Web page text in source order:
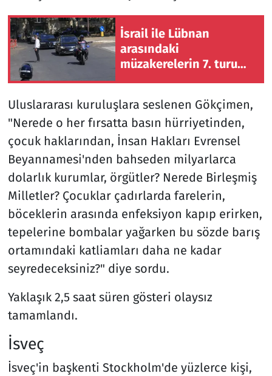
İsrail ile Lübnan
arasındaki
müzakerelerin 7. turu
Uluslararası kuruluşlara seslenen Gökçimen,
"Nerede o her fırsatta basın hürriyetinden,
çocuk haklarından, İnsan Hakları Evrensel
Beyannamesi'nden bahseden milyarlarca
dolarlık kurumlar, örgütler? Nerede Birleşmiş
Milletler? Çocuklar çadırlarda farelerin,
böceklerin arasında enfeksiyon kapıp erirken,
tepelerine bombalar yağarken bu sözde barış
ortamındaki katliamları daha ne kadar
seyredeceksiniz?" diye sordu.
Yaklaşık 2,5 saat süren gösteri olaysız
tamamlandı.
İsveç
İsveç'in başkenti Stockholm'de yüzlerce kişi,